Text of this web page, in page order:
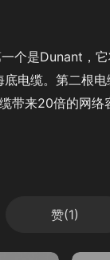
个是Dunant，
电缆。第二根
带来20倍的网
赞(1)